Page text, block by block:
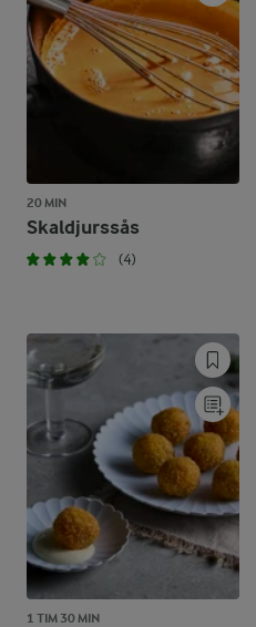
20 MIN
Skaldjurssås
(4)
1 TIM 30 MIN